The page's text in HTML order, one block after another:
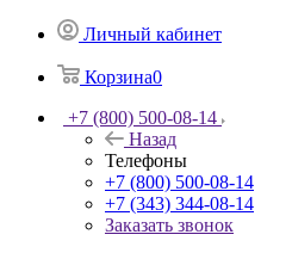
Личный кабинет
Корзина0
+7 (800) 500-08-14
Назад
Телефоны
+7 (800) 500-08-14
+7 (343) 344-08-14
Заказать звонок